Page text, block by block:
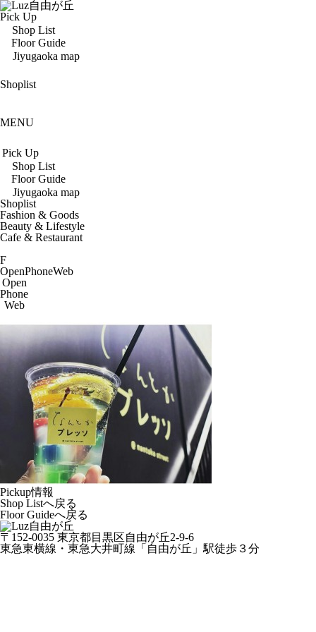
Pick Up
Shop List
Floor Guide
Jiyugaoka map
Shoplist
MENU
Pick Up
Shop List
Floor Guide
Jiyugaoka map
Shoplist
Fashion & Goods
Beauty & Lifestyle
Cafe & Restaurant
F
OpenPhoneWeb
Open
Phone
Web
Pickup情報
Shop Listへ戻る
Floor Guideへ戻る
〒152-0035 東京都目黒区自由が丘2-9-6
東急東横線・東急大井町線「自由が丘」駅徒歩３分